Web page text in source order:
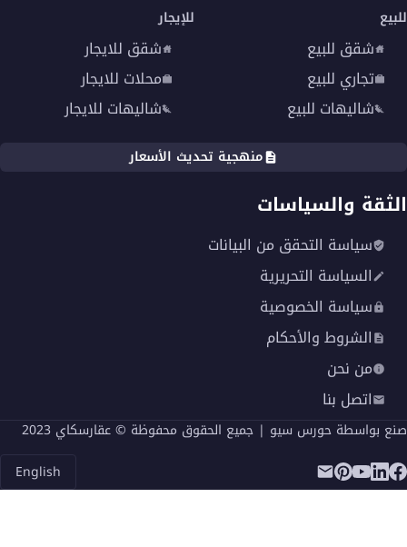
للبيع
شقق للبيع
تجاري للبيع
شاليهات للبيع
للإيجار
شقق للايجار
محلات للايجار
شاليهات للايجار
منهجية تحديث الأسعار
الثقة والسياسات
سياسة التحقق من البيانات
السياسة التحريرية
سياسة الخصوصية
الشروط والأحكام
من نحن
اتصل بنا
صنع بواسطة حورس سيو | جميع الحقوق محفوظة © عقارسكاي 2023
English